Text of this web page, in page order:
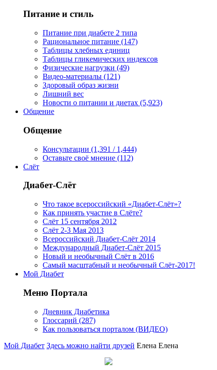
Питание и стиль
Питание при диабете 2 типа
Рациональное питание (147)
Таблицы хлебных единиц
Таблицы гликемических индексов
Физические нагрузки (49)
Видео-материалы (121)
Здоровый образ жизни
Лишний вес
Новости о питании и диетах (5,923)
Общение
Общение
Консультации (1,391 / 1,444)
Оставьте своё мнение (112)
Слёт
Диабет-Слёт
Что такое всероссийский «Диабет-Слёт»?
Как принять участие в Слёте?
Слёт 15 сентября 2012
Слёт 2-3 Мая 2013
Всероссийский Диабет-Слёт 2014
Международный Диабет-Слёт 2015
Новый и необычный Слёт в 2016
Самый масштабный и необычный Слёт-2017!
Мой Диабет
Меню Портала
Дневник Диабетика
Глоссарий (287)
Как пользоваться порталом (ВИДЕО)
Мой Диабет Здесь можно найти друзей Елена Елена